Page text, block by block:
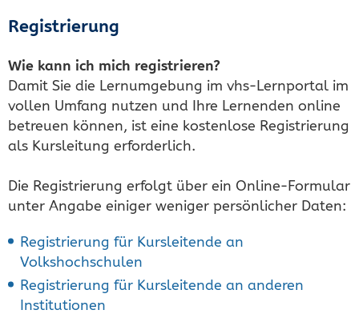
Registrierung
Wie kann ich mich registrieren?
Damit Sie die Lernumgebung im vhs-Lernportal im
vollen Umfang nutzen und Ihre Lernenden online
betreuen können, ist eine kostenlose Registrierung
als Kursleitung erforderlich.
Die Registrierung erfolgt über ein Online-Formular
unter Angabe einiger weniger persönlicher Daten:
Registrierung für Kursleitende an
Volkshochschulen
Registrierung für Kursleitende an anderen
Institutionen